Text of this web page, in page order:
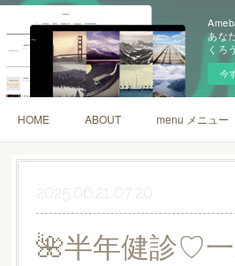
あな
くろう
今
HOME ABOUT menu メニュー
フィトセラピーグッズ（yuj〜ユジュ）
youtube
2025.06.21 07:20
🌺半年健診♡